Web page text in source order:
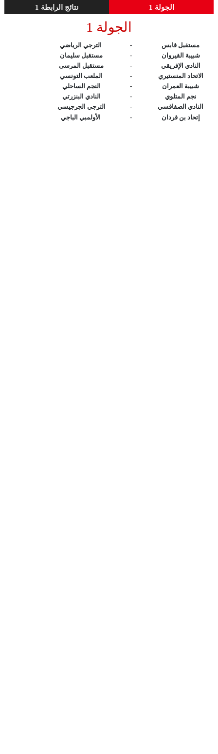
الجولة 1 نتائج الرابطة 1
الجولة 1
مستقبل قابس -
شبيبة القيروان
-
مستقبل سليمان
النادي الإفريقي
-
مستقبل المرسى
الاتحاد المنستيري
-
الملعب التونسي
شبيبة العمران
-
النجم الساحلي
نجم المتلوي
-
النادي البنزرتي
النادي الصفاقسي
-
الترجي الجرجيسي
إتحاد بن قردان
-